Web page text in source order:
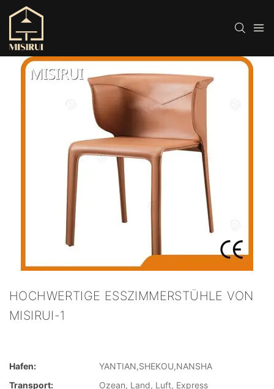
HOCHWERTIGE ESSZIMMERSTÜHLE VON
MISIRUI-1
Hafen:
YANTIAN,SHEKOU,NANSHA
Transport:
Ozean, Land, Luft, Express